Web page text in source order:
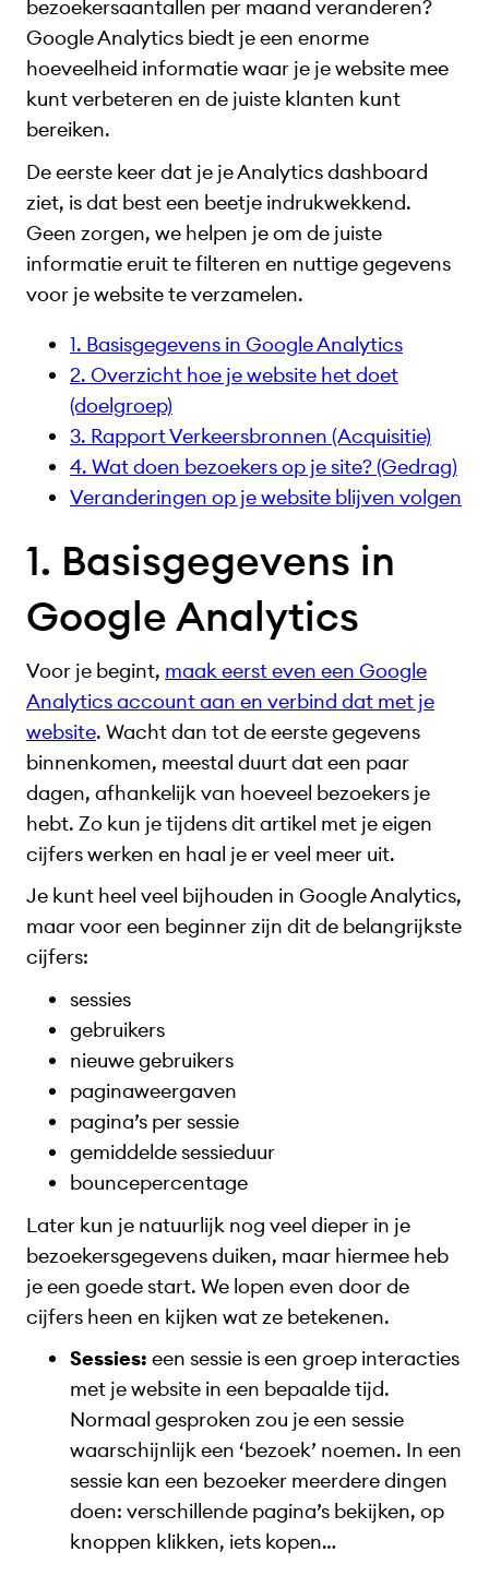
bezoekersaantallen per maand veranderen?
Google Analytics biedt je een enorme
hoeveelheid informatie waar je je website mee
kunt verbeteren en de juiste klanten kunt
bereiken.
De eerste keer dat je je Analytics dashboard
ziet, is dat best een beetje indrukwekkend.
Geen zorgen, we helpen je om de juiste
informatie eruit te filteren en nuttige gegevens
voor je website te verzamelen.
1. Basisgegevens in Google Analytics
2. Overzicht hoe je website het doet
(doelgroep)
3. Rapport Verkeersbronnen (Acquisitie)
4. Wat doen bezoekers op je site? (Gedrag)
Veranderingen op je website blijven volgen
1. Basisgegevens in
Google Analytics
Voor je begint, maak eerst even een Google
Analytics account aan en verbind dat met je
website. Wacht dan tot de eerste gegevens
binnenkomen, meestal duurt dat een paar
dagen, afhankelijk van hoeveel bezoekers je
hebt. Zo kun je tijdens dit artikel met je eigen
cijfers werken en haal je er veel meer uit.
Je kunt heel veel bijhouden in Google Analytics,
maar voor een beginner zijn dit de belangrijkste
cijfers:
sessies
gebruikers
nieuwe gebruikers
paginaweergaven
pagina’s per sessie
gemiddelde sessieduur
bouncepercentage
Later kun je natuurlijk nog veel dieper in je
bezoekersgegevens duiken, maar hiermee heb
je een goede start. We lopen even door de
cijfers heen en kijken wat ze betekenen.
Sessies: een sessie is een groep interacties
met je website in een bepaalde tijd.
Normaal gesproken zou je een sessie
waarschijnlijk een ‘bezoek’ noemen. In een
sessie kan een bezoeker meerdere dingen
doen: verschillende pagina’s bekijken, op
knoppen klikken, iets kopen…